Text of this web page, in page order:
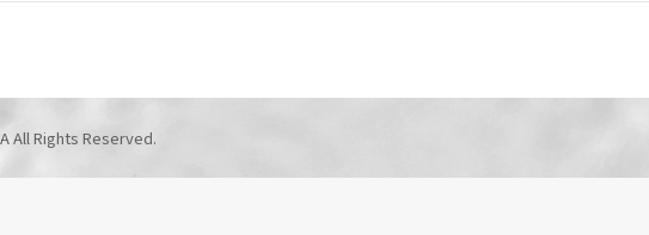
All Rights Reserved.